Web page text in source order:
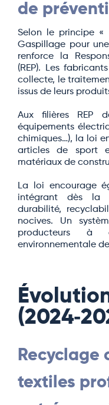
de
Selon le principe «
Gaspillage pour une
renforce la
(REP). Les
collecte, le
issus de leurs
Aux filières REP
équipements
chimiques…), la loi
articles de sport
matériaux de
La loi encourage
intégrant dès la
durabilité,
nocives. Un
producteurs à
environnementale
Recyclage
textiles